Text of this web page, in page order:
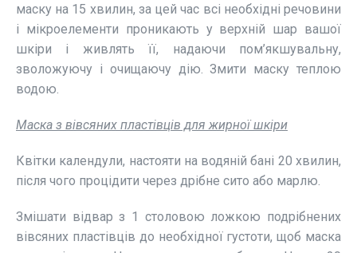
маску на 15 хвилин, за цей час всі необхідні речовини
і мікроелементи проникають у верхній шар вашої
шкіри і живлять її, надаючи пом’якшувальну,
зволожуючу і очищаючу дію. Змити маску теплою
водою.
Маска з вівсяних пластівців для жирної шкіри
Квітки календули, настояти на водяній бані 20 хвилин,
після чого процідити через дрібне сито або марлю.
Змішати відвар з 1 столовою ложкою подрібнених
вівсяних пластівців до необхідної густоти, щоб маска